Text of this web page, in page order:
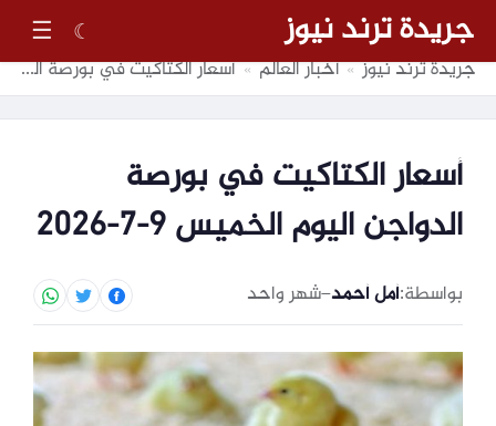
جريدة ترند نيوز ☾
☰
جريدة ترند نيوز » أخبار العالم » أسعار الكتاكيت في بورصة الدواجن اليوم الخميس 9-7-2026
أسعار الكتاكيت في بورصة
الدواجن اليوم الخميس 9-7-2026
بواسطة:أمل أحمد–شهر واحد